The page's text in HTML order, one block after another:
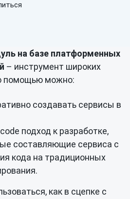
на базе платформенных
– инструмент широких
помощью можно:
создавать сервисы в
подход к разработке,
составляющие сервиса с
кода на традиционных
как в сцепке с